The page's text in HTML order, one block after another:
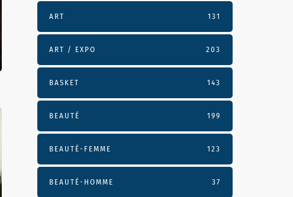
ART 131
ART / EXPO 203
BASKET 143
BEAUTÉ 199
BEAUTÉ-FEMME 123
BEAUTÉ-HOMME 37